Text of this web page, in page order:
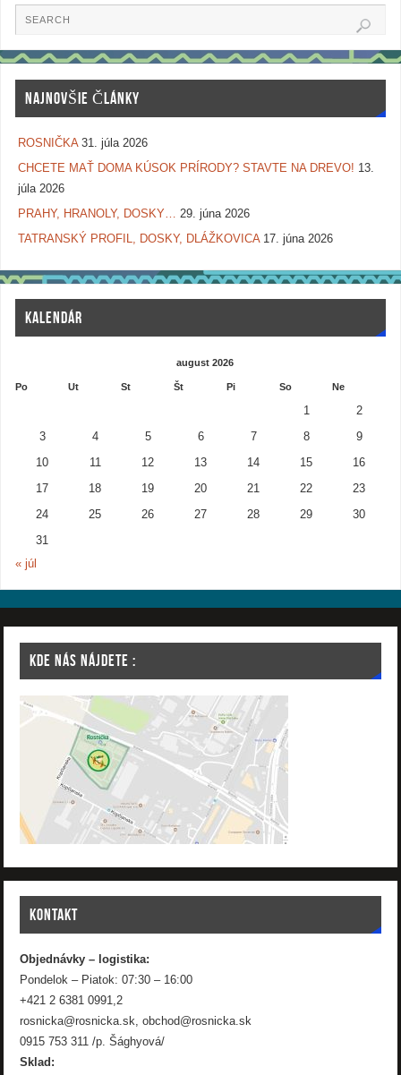
NAJNOVŠIE ČLÁNKY
ROSNIČKA 31. júla 2026
CHCETE MAŤ DOMA KÚSOK PRÍRODY? STAVTE NA DREVO! 13.
júla 2026
PRAHY, HRANOLY, DOSKY… 29. júna 2026
TATRANSKÝ PROFIL, DOSKY, DLÁŽKOVICA 17. júna 2026
KALENDÁR
august 2026
Po Ut St Št Pi So Ne
1 2
3 4 5 6 7 8 9
10 11 12 13 14 15 16
17 18 19 20 21 22 23
24 25 26 27 28 29 30
31
« júl
KDE NÁS NÁJDETE :
KONTAKT
Objednávky – logistika:
Pondelok – Piatok: 07:30 – 16:00
+421 2 6381 0991,2
rosnicka@rosnicka.sk, obchod@rosnicka.sk
0915 753 311 /p. Šághyová/
Sklad: